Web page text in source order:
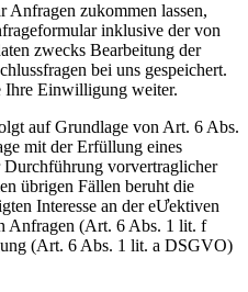
Anfragen zukommen lassen,
inklusive der von
zwecks Bearbeitung der
bei uns gespeichert.
Ihre Einwilligung weiter.
auf Grundlage von Art. 6 Abs.
mit der Erfüllung eines
Durchführung vorvertraglicher
übrigen Fällen beruht die
Interesse an der eƯektiven
Anfragen (Art. 6 Abs. 1 lit. f
(Art. 6 Abs. 1 lit. a DSGVO)